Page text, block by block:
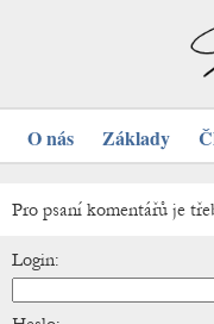
O nás Základy
Pro psaní komentářů je
Login: